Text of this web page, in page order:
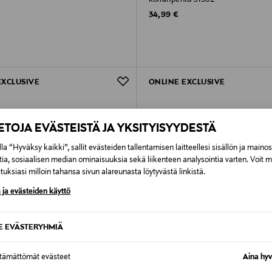
EVÄSTEISTÄ JA YKSITYISYYDESTÄ
“Hyväksy kaikki”, sallit evästeiden tallentamisen laitteellesi sisällön ja
sosiaalisen median ominaisuuksia sekä liikenteen analysointia varten. Voit
milloin tahansa sivun alareunasta löytyvästä linkistä.
ja evästeiden käyttö
EVÄSTERYHMIÄ
evästeet Aina
Original Price
34,99 €
ONLINE EXCLUSIVE